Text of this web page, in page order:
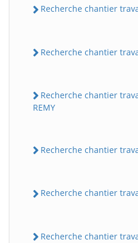
Recherche chantier
Recherche chantier
Recherche chantier
REMY
Recherche chantier
Recherche chantier
Recherche chantier